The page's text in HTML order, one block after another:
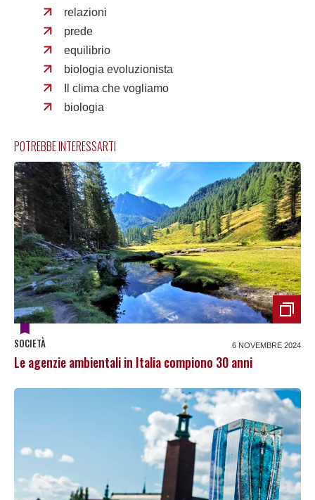
relazioni
prede
equilibrio
biologia evoluzionista
Il clima che vogliamo
biologia
POTREBBE INTERESSARTI
SOCIETÀ 6 NOVEMBRE 2024
Le agenzie ambientali in Italia compiono 30 anni